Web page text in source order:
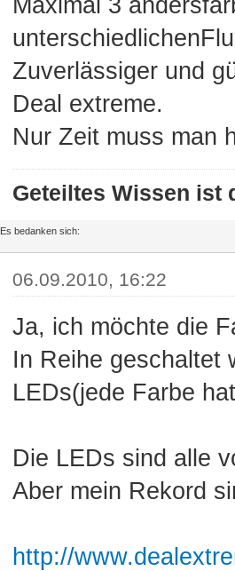
Zuverlässiger und
Deal extreme.
Nur Zeit muss man
Geteiltes Wissen ist
Es bedanken sich:
06.09.2010, 16:22
Ja, ich möchte die
In Reihe geschaltet
LEDs(jede Farbe
Die LEDs sind alle
Aber mein Rekord
http://